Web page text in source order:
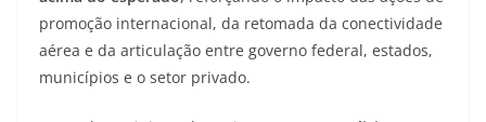
promoção internacional, da retomada da conectividade
aérea e da articulação entre governo federal, estados,
municípios e o setor privado.